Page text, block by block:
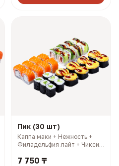
Пик (30 шт)
Каппа маки + Нежность +
Филадельфия лайт + Чикси
палочки, 3 васаби (966 гр,
7 750 ₸